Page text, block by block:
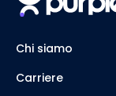
Chi siamo
Carriere